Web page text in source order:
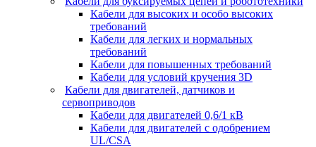
Кабели для высоких и особо высоких
требований
Кабели для легких и нормальных
требований
Кабели для повышенных требований
Кабели для условий кручения 3D
Кабели для двигателей, датчиков и
сервоприводов
Кабели для двигателей 0,6/1 кВ
Кабели для двигателей с одобрением
UL/CSA